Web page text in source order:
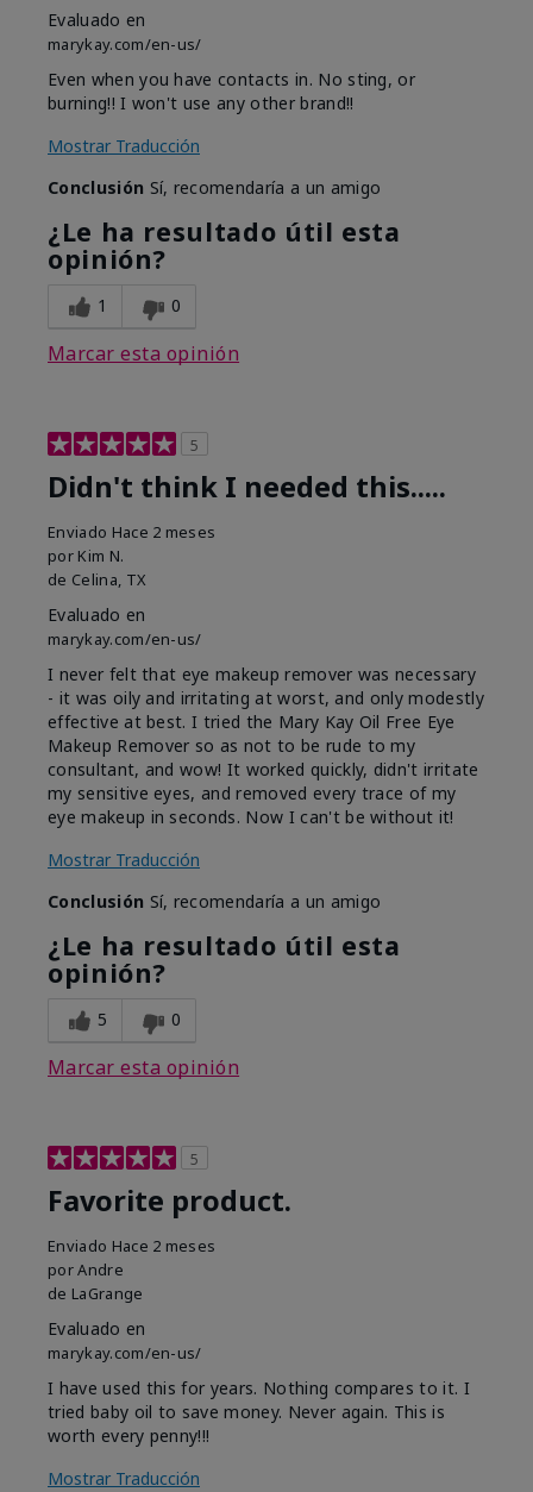
Evaluado en
marykay.com/en-us/
Even when you have contacts in. No sting, or
burning!! I won't use any other brand!!
Mostrar Traducción
Conclusión Sí, recomendaría a un amigo
¿Le ha resultado útil esta
opinión?
1 0
Marcar esta opinión
5
Didn't think I needed this.....
Enviado Hace 2 meses
por Kim N.
de Celina, TX
Evaluado en
marykay.com/en-us/
I never felt that eye makeup remover was necessary
- it was oily and irritating at worst, and only modestly
effective at best. I tried the Mary Kay Oil Free Eye
Makeup Remover so as not to be rude to my
consultant, and wow! It worked quickly, didn't irritate
my sensitive eyes, and removed every trace of my
eye makeup in seconds. Now I can't be without it!
Mostrar Traducción
Conclusión Sí, recomendaría a un amigo
¿Le ha resultado útil esta
opinión?
5 0
Marcar esta opinión
5
Favorite product.
Enviado Hace 2 meses
porAndre
de LaGrange
Evaluado en
marykay.com/en-us/
I have used this for years. Nothing compares to it. I
tried baby oil to save money. Never again. This is
worth every penny!!!
Mostrar Traducción